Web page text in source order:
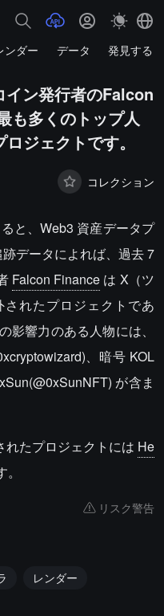
ンダー データ 発見する
ン発行者のFalcon
も多くのトップ人
ジェクトです。
コレクション
と、Web3 資産データプ
データによれば、過去 7
Falcon Finance は X（ツ
れたプロジェクトであ
影響力のある人物には、
、暗号 KOL
が含ま
れたプロジェクトには He
リスク警告
レンダー